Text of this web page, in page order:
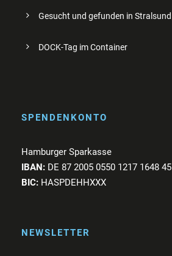
Gesucht und gefunden in Stralsund
DOCK-Tag im Container
SPENDENKONTO
Hamburger Sparkasse
IBAN: DE 87 2005 0550 1217 1648 45
BIC: HASPDEHHXXX
NEWSLETTER